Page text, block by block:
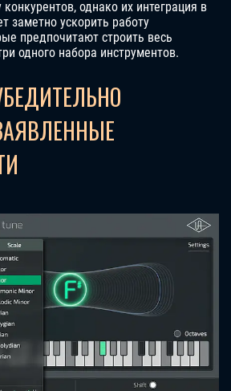
однако их интеграция в
заметно ускорить работу
предпочитают строить весь
одного набора инструментов.